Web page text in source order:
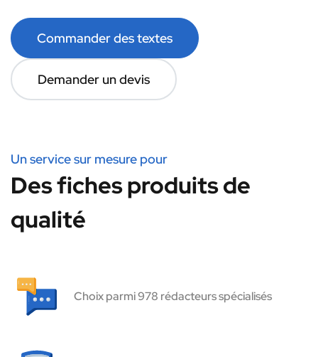
Commander des textes
Demander un devis
Un service sur mesure pour
Des fiches produits de
qualité
Choix parmi 978 rédacteurs spécialisés